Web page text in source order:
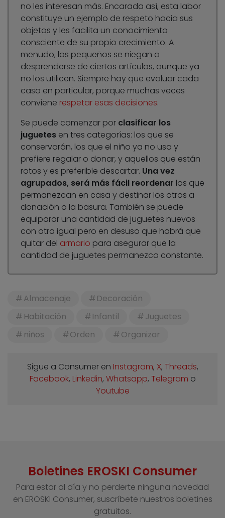
no les interesan más. Encarada así, esta labor
constituye un ejemplo de respeto hacia sus
objetos y les facilita un conocimiento
consciente de su propio crecimiento. A
menudo, los pequeños se niegan a
desprenderse de ciertos artículos, aunque ya
no los utilicen. Siempre hay que evaluar cada
caso en particular, porque muchas veces
conviene respetar esas decisiones.
Se puede comenzar por clasificar los
juguetes en tres categorías: los que se
conservarán, los que el niño ya no usa y
prefiere regalar o donar, y aquellos que están
rotos y es preferible descartar. Una vez
agrupados, será más fácil reordenar los que
permanezcan en casa y destinar los otros a
donación o la basura. También se puede
equiparar una cantidad de juguetes nuevos
con otra igual pero en desuso que habrá que
quitar del armario para asegurar que la
cantidad de juguetes permanezca constante.
Almacenaje
Decoración
Habitación
Infantil
Juguetes
niños
Orden Organizar
Sigue a Consumer en Instagram, X, Threads,
Facebook, Linkedin, Whatsapp, Telegram o
Youtube
Boletines EROSKI Consumer
Para estar al día y no perderte ninguna novedad
en EROSKI Consumer, suscríbete nuestros boletines
gratuitos.